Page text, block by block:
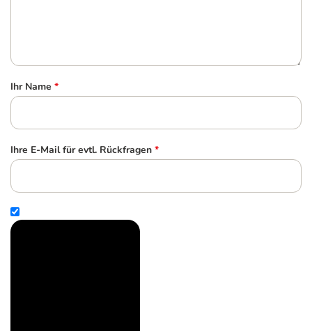
Ihr Name *
Ihre E-Mail für evtl. Rückfragen *